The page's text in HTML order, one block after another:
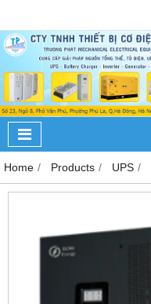
Home Products UPS